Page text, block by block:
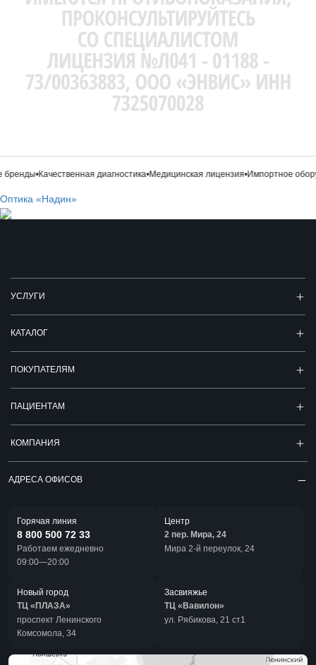
•Качественная диагностика•Медицинская лицензия•Импортное
Оптика «Надин»
УСЛУГИ
КАТАЛОГ
ПОКУПАТЕЛЯМ
ПАЦИЕНТАМ
КОМПАНИЯ
АДРЕСА ОФИСОВ
Горячая линия
8 800 500 72 33
Работаем ежедневно
09:00—20:00
Центр
2 пер. Мира, 24
Мира 2-й переулок, 24
Новый город
ТЦ «ПЛАЗА»
проспект Ленинского
Комсомола, 34
Засвияжье
ТЦ «Вавилон»
ул. Рябикова, 21 ст1